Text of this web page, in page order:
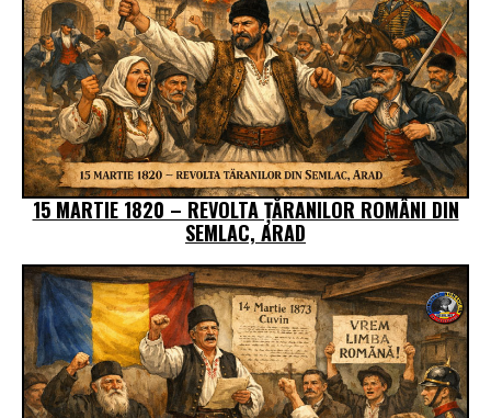
15 MARTIE 1820 – REVOLTA ȚĂRANILOR ROMÂNI DIN
SEMLAC, ARAD